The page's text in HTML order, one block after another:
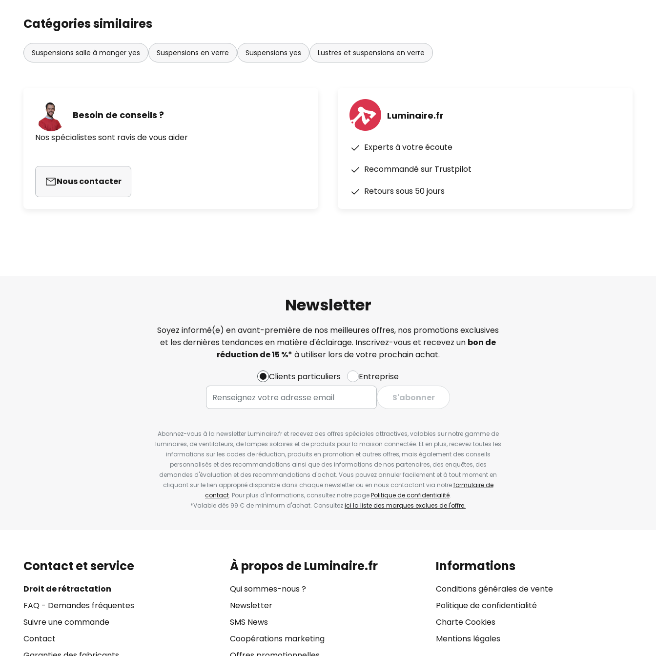
Catégories similaires
Suspensions salle à manger yes Suspensions en verre Suspensions yes Lustres et suspensions en verre
Besoin de conseils ?
Nos spécialistes sont ravis de vous aider
Nous contacter
Luminaire.fr
Experts à votre écoute
Recommandé sur Trustpilot
Retours sous 50 jours
Newsletter
Soyez informé(e) en avant-première de nos meilleures offres, nos promotions exclusives
et les dernières tendances en matière d'éclairage. Inscrivez-vous et recevez un bon de
réduction de 15 %* à utiliser lors de votre prochain achat.
Clients particuliers
Entreprise
S'abonner
Abonnez-vous à la newsletter Luminaire.fr et recevez des offres spéciales attractives, valables sur notre gamme de
luminaires, de ventilateurs, de lampes solaires et de produits pour la maison connectée. Et en plus, recevez toutes les
informations sur les codes de réduction, produits en promotion et autres offres, mais également des conseils
personnalisés et des recommandations ainsi que des informations de nos partenaires, des enquêtes, des
demandes d'évaluation et des recommandations d'achat. Vous pouvez annuler facilement et à tout moment en
cliquant sur le lien approprié disponible dans chaque newsletter ou en nous contactant via notreformulaire de
contact. Pour plus d'informations, consultez notre pagePolitique de confidentialité.
*Valable dès 99 € de minimum d'achat. Consultezici la liste des marques exclues de l'offre.
Contact et service
Droit de rétractation
FAQ - Demandes fréquentes
Suivre une commande
Contact
À propos de Luminaire.fr
Qui sommes-nous ?
Newsletter
SMS News
Coopérations marketing
Informations
Conditions générales de vente
Politique de confidentialité
Charte Cookies
Mentions légales